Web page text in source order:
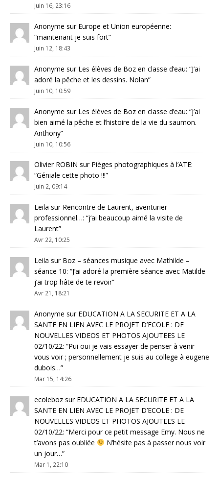
Juin 16, 23:16
Anonyme sur Europe et Union européenne:
“maintenant je suis fort”
Juin 12, 18:43
Anonyme sur Les élèves de Boz en classe d’eau: “J’ai
adoré la pêche et les dessins. Nolan”
Juin 10, 10:59
Anonyme sur Les élèves de Boz en classe d’eau: “j’ai
bien aimé la pêche et l’histoire de la vie du saumon.
Anthony”
Juin 10, 10:56
Olivier ROBIN sur Pièges photographiques à l’ATE:
“Géniale cette photo !!!”
Juin 2, 09:14
Leila sur Rencontre de Laurent, aventurier
professionnel…: “j’ai beaucoup aimé la visite de
Laurent”
Avr 22, 10:25
Leila sur Boz – séances musique avec Mathilde –
séance 10: “J’ai adoré la première séance avec Matilde
j’ai trop hâte de te revoir”
Avr 21, 18:21
Anonyme sur EDUCATION A LA SECURITE ET A LA
SANTE EN LIEN AVEC LE PROJET D’ECOLE : DE
NOUVELLES VIDEOS ET PHOTOS AJOUTEES LE
02/10/22: “Pui oui je vais essayer de penser à venir
vous voir ; personnellement je suis au college à eugene
dubois…”
Mar 15, 14:26
ecoleboz sur EDUCATION A LA SECURITE ET A LA
SANTE EN LIEN AVEC LE PROJET D’ECOLE : DE
NOUVELLES VIDEOS ET PHOTOS AJOUTEES LE
02/10/22: “Merci pour ce petit message Emy. Nous ne
t’avons pas oubliée
N’hésite pas à passer nous voir
un jour…”
Mar 1, 22:10